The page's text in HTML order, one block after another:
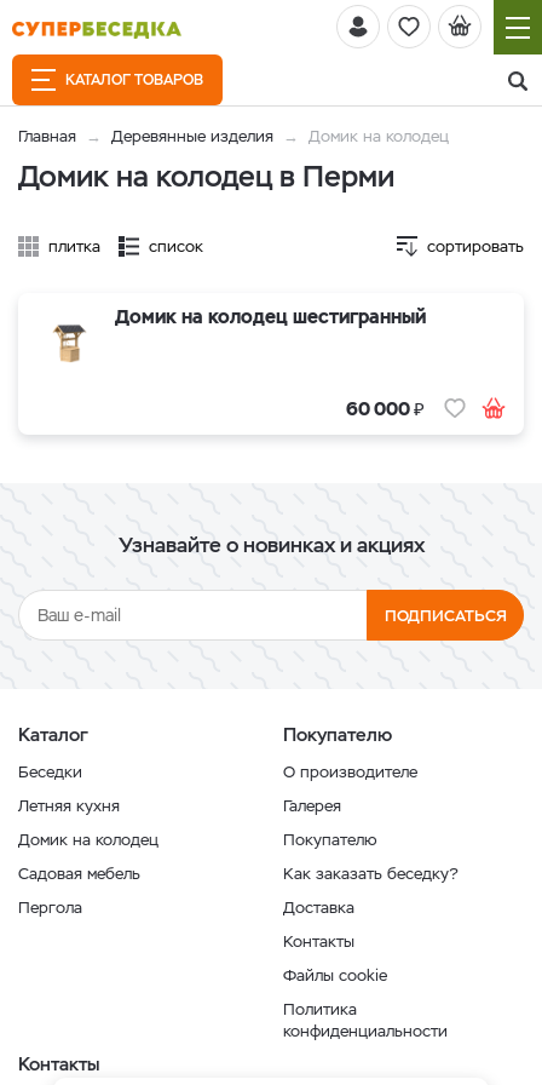
КАТАЛОГ ТОВАРОВ
Главная Деревянные изделия Домик на колодец
Домик на колодец в Перми
плитка список сортировать
Домик на колодец шестигранный
60 000₽
Узнавайте о новинках и акциях
ПОДПИСАТЬСЯ
Каталог
Беседки
Летняя кухня
Домик на колодец
Садовая мебель
Пергола
Покупателю
О производителе
Галерея
Покупателю
Как заказать беседку?
Доставка
Контакты
Файлы cookie
Политика
конфиденциальности
Контакты